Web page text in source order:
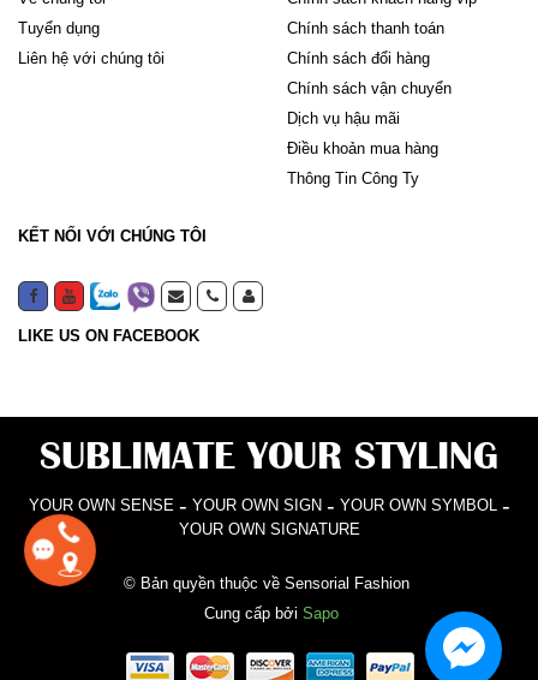
Tuyển dụng
Liên hệ với chúng tôi
Chính sách thanh toán
Chính sách đổi hàng
Chính sách vận chuyển
Dịch vụ hậu mãi
Điều khoản mua hàng
Thông Tin Công Ty
KẾT NỐI VỚI CHÚNG TÔI
LIKE US ON FACEBOOK
SUBLIMATE YOUR STYLING
YOUR OWN SENSE - YOUR OWN SIGN - YOUR OWN SYMBOL -
YOUR OWN SIGNATURE
© Bản quyền thuộc về Sensorial Fashion
Cung cấp bởi Sapo